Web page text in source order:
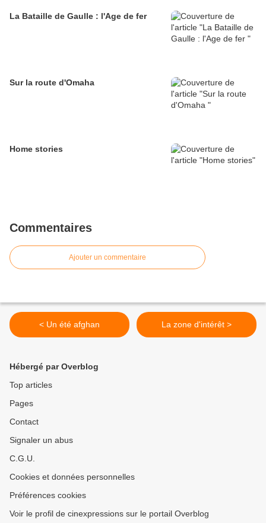
La Bataille de Gaulle : l'Age de fer
Sur la route d'Omaha
Home stories
Commentaires
Ajouter un commentaire
< Un été afghan La zone d'intérêt >
Hébergé par Overblog
Top articles
Pages
Contact
Signaler un abus
C.G.U.
Cookies et données personnelles
Préférences cookies
Voir le profil de cinexpressions sur le portail Overblog